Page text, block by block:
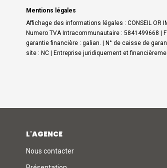
Mentions légales
Affichage des informations légales : CONSEIL OR
Numero TVA Intracommunautaire : 5841499668 |
garantie financière : galian. | N° de caisse de
site : NC |
Entreprise juridiquement et
L'AGENCE
Nous contacter